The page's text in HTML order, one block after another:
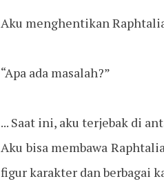
Aku menghentikan
“Apa ada masalah?”
... Saat ini, aku terjebak di
Aku bisa membawa
figur karakter dan berbagai